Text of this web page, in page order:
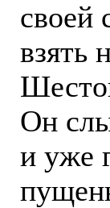
своей
взять
Он
и уже